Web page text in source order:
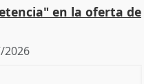
en la oferta de
2026